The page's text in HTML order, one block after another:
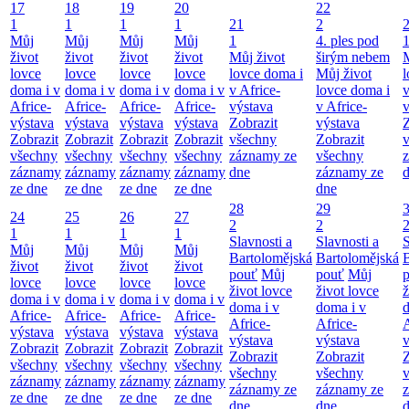
17
1
Můj
život
lovce
doma i v
Africe-
výstava
Zobrazit
všechny
záznamy
ze dne
18
1
Můj
život
lovce
doma i v
Africe-
výstava
Zobrazit
všechny
záznamy
ze dne
19
1
Můj
život
lovce
doma i v
Africe-
výstava
Zobrazit
všechny
záznamy
ze dne
20
1
Můj
život
lovce
doma i v
Africe-
výstava
Zobrazit
všechny
záznamy
ze dne
21
1
Můj život
lovce doma i
v Africe-
výstava
Zobrazit
všechny
záznamy ze
dne
22
2
4. ples pod
širým nebem
Můj život
lovce doma i
v Africe-
výstava
Zobrazit
všechny
záznamy ze
dne
1
24
1
Můj
život
lovce
doma i v
Africe-
výstava
Zobrazit
všechny
záznamy
ze dne
25
1
Můj
život
lovce
doma i v
Africe-
výstava
Zobrazit
všechny
záznamy
ze dne
26
1
Můj
život
lovce
doma i v
Africe-
výstava
Zobrazit
všechny
záznamy
ze dne
27
1
Můj
život
lovce
doma i v
Africe-
výstava
Zobrazit
všechny
záznamy
ze dne
28
2
Slavnosti a
Bartolomějská
pouť Můj
život lovce
doma i v
Africe-
výstava
Zobrazit
všechny
záznamy ze
dne
29
2
Slavnosti a
Bartolomějská
pouť Můj
život lovce
doma i v
Africe-
výstava
Zobrazit
všechny
záznamy ze
dne
2